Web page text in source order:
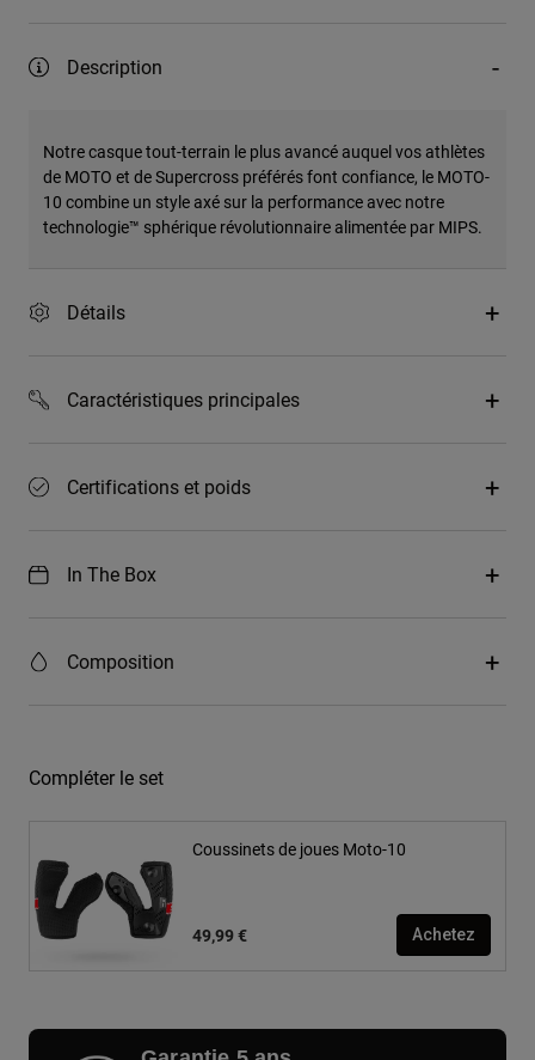
Description
Notre casque tout-terrain le plus avancé auquel vos athlètes
de MOTO et de Supercross préférés font confiance, le MOTO-
10 combine un style axé sur la performance avec notre
technologie™ sphérique révolutionnaire alimentée par MIPS.
Détails
Caractéristiques principales
Certifications et poids
In The Box
Composition
Compléter le set
Coussinets de joues Moto-10
49,99 € Achetez